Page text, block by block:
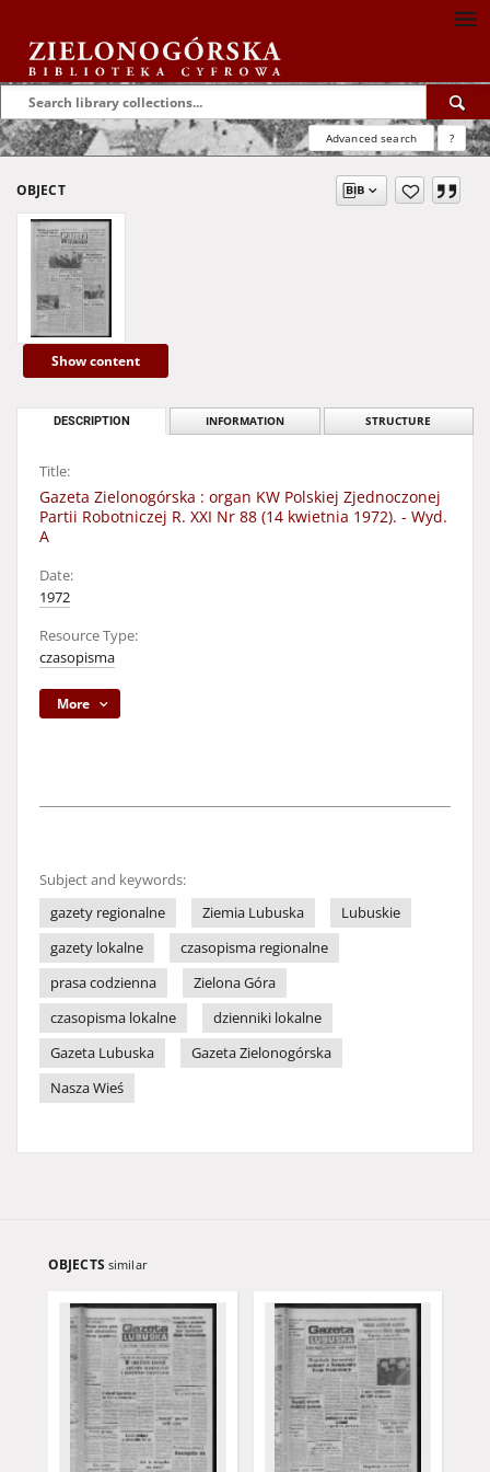
Advanced search ?
OBJECT
Show content
DESCRIPTION INFORMATION STRUCTURE
Title:
Gazeta Zielonogórska : organ KW Polskiej Zjednoczonej
Partii Robotniczej R. XXI Nr 88 (14 kwietnia 1972). - Wyd.
A
Date:
1972
Resource Type:
czasopisma
More
Subject and keywords:
gazety regionalne
Ziemia Lubuska
Lubuskie
gazety lokalne
czasopisma regionalne
prasa codzienna
Zielona Góra
czasopisma lokalne
dzienniki lokalne
Gazeta Lubuska
Gazeta Zielonogórska
Nasza Wieś
OBJECTS similar